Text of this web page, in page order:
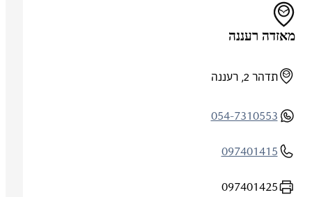
מאזדה רעננה
תדהר 2, רעננה
054-7310553
097401415
097401425